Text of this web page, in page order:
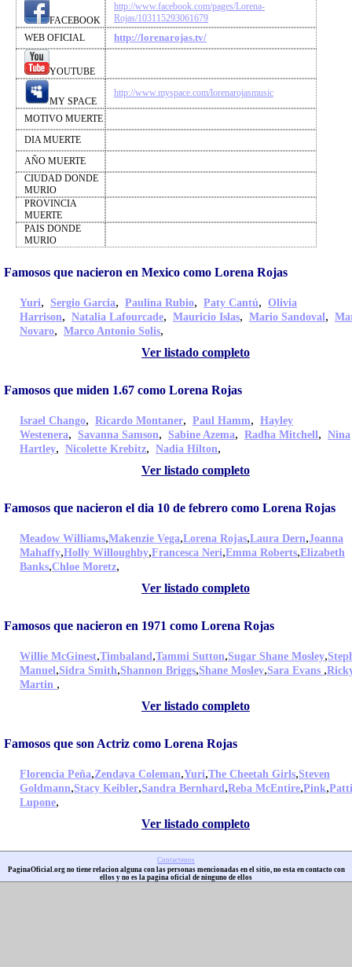
FACEBOOK
http://www.facebook.com/pages/Lorena-
Rojas/103115293061679
WEB OFICIAL
http://lorenarojas.tv/
YOUTUBE
MY SPACE
http://www.myspace.com/lorenarojasmusic
MOTIVO MUERTE
DIA MUERTE
AÑO MUERTE
CIUDAD DONDE
MURIO
PROVINCIA
MUERTE
PAIS DONDE
MURIO
Famosos que nacieron en Mexico como Lorena Rojas
Yuri, Sergio Garcia, Paulina Rubio, Paty Cantú, Olivia
Harrison, Natalia Lafourcade, Mauricio Islas, Mario Sandoval,
Novaro, Marco Antonio Solis,
Ver listado completo
Famosos que miden 1.67 como Lorena Rojas
Israel Chango, Ricardo Montaner, Paul Hamm, Hayley
Westenera, Savanna Samson, Sabine Azema, Radha Mitchell, Nina
Hartley, Nicolette Krebitz, Nadia Hilton,
Ver listado completo
Famosos que nacieron el dia 10 de febrero como Lorena Rojas
Meadow Williams,Makenzie Vega,Lorena Rojas,Laura Dern,Joanna
Mahaffy,Holly Willoughby,Francesca Neri,Emma Roberts,Elizabeth
Banks,Chloe Moretz,
Ver listado completo
Famosos que nacieron en 1971 como Lorena Rojas
Willie McGinest,Timbaland,Tammi Sutton,Sugar Shane Mosley,
Manuel,Sidra Smith,Shannon Briggs,Shane Mosley,Sara Evans ,
Martin ,
Ver listado completo
Famosos que son Actriz como Lorena Rojas
Florencia Peña,Zendaya Coleman,Yuri,The Cheetah Girls,Steven
Goldmann,Stacy Keibler,Sandra Bernhard,Reba McEntire,Pink,Patti
Lupone,
Ver listado completo
Contactenos
PaginaOficial.org no tiene relacion alguna con las personas mencionadas en el sitio, no esta en contacto con
ellos y no es la pagina oficial de ninguno de ellos